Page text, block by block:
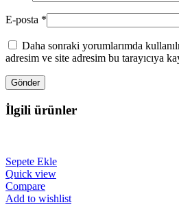
E-posta *
Daha sonraki yorumlarımda
adresim ve site adresim bu tarayıcıya
İlgili ürünler
Sepete Ekle
Quick view
Compare
Add to wishlist